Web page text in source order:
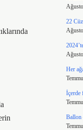
22
Her
İçerde
Ballon